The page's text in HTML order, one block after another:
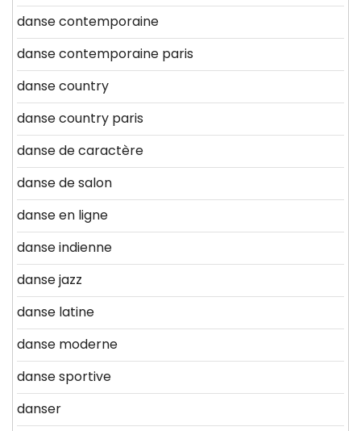
danse contemporaine
danse contemporaine paris
danse country
danse country paris
danse de caractère
danse de salon
danse en ligne
danse indienne
danse jazz
danse latine
danse moderne
danse sportive
danser